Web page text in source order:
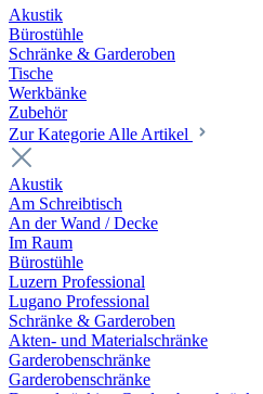
Akustik
Bürostühle
Schränke & Garderoben
Tische
Werkbänke
Zubehör
Zur Kategorie Alle Artikel
Akustik
Am Schreibtisch
An der Wand / Decke
Im Raum
Bürostühle
Luzern Professional
Lugano Professional
Schränke & Garderoben
Akten- und Materialschränke
Garderobenschränke
Garderobenschränke